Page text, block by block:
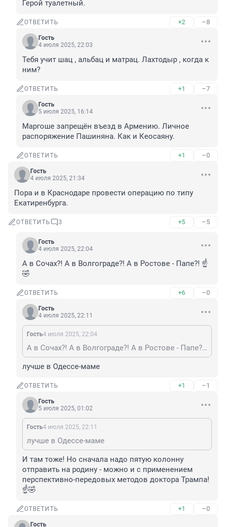
Герой туалетный.
ОТВЕТИТЬ +2 –8
Гость
4 июля 2025, 22:03
Тебя учит шац , альбац и матрац. Лахтодыр , когда к
ним?
ОТВЕТИТЬ +1 –7
Гость
5 июля 2025, 16:14
Маргоше запрещён въезд в Армению. Личное
распоряжение Пашиняна. Как и Кеосаяну.
ОТВЕТИТЬ +1 –0
Гость
4 июля 2025, 21:34
Пора и в Краснодаре провести операцию по типу
Екатиренбурга.
ОТВЕТИТЬ 3 +5 –5
Гость
4 июля 2025, 22:04
А в Сочах?! А в Волгограде?! А в Ростове - Папе?! ☝️
🤣
ОТВЕТИТЬ +6 –0
Гость
4 июля 2025, 22:11
Гость4 июля 2025, 22:04
А в Сочах?! А в Волгограде?! А в Ростове - Папе?! ☝️🤣
лучше в Одессе-маме
ОТВЕТИТЬ +1 –1
Гость
5 июля 2025, 01:02
Гость4 июля 2025, 22:11
лучше в Одессе-маме
И там тоже! Но сначала надо пятую колонну
отправить на родину - можно и с применением
перспективно-передовых методов доктора Трампа!
☝️🤣
ОТВЕТИТЬ +1 –0
Гость